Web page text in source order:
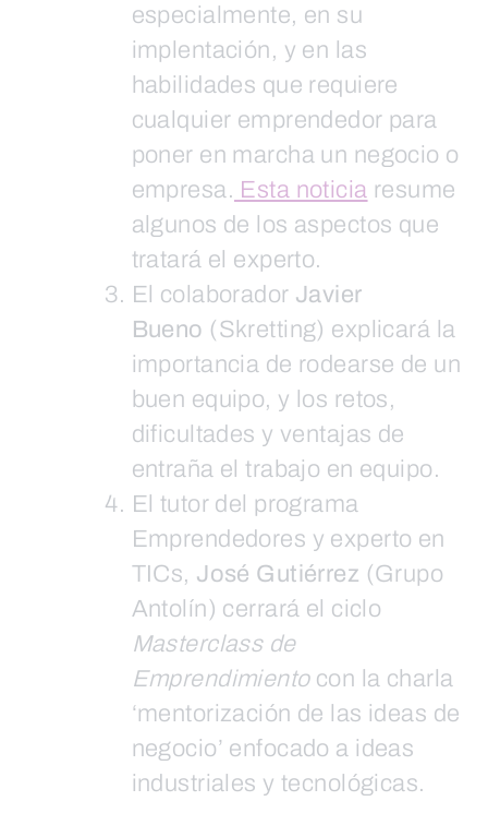
especialmente, en su
implentación, y en las
habilidades que requiere
cualquier emprendedor para
poner en marcha un negocio o
empresa. Esta noticia resume
algunos de los aspectos que
tratará el experto.
El colaborador Javier
Bueno (Skretting) explicará la
importancia de rodearse de un
buen equipo, y los retos,
dificultades y ventajas de
entraña el trabajo en equipo.
El tutor del programa
Emprendedores y experto en
TICs, José Gutiérrez (Grupo
Antolín) cerrará el ciclo
Masterclass de
Emprendimientocon la charla
‘mentorización de las ideas de
negocio’ enfocado a ideas
industriales y tecnológicas.